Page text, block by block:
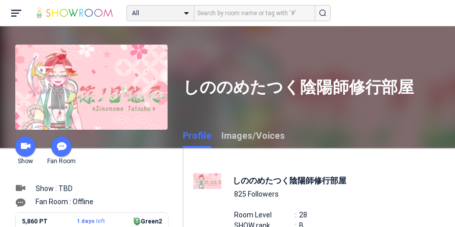
All
Show Fan Room
しののめたつく陰陽師修行部屋
Profile Images/Voices
Show : TBD
Fan Room : Offline
5,860 PT 1 daysleft Green2
しののめたつく陰陽師修行部屋
825 Followers
Room Level
28